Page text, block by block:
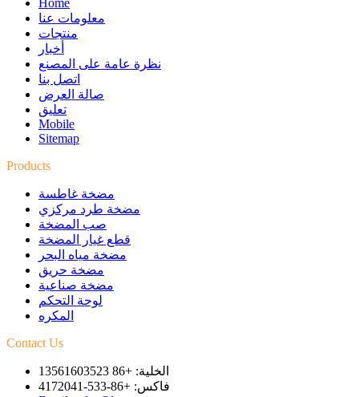
معلومات عنا
منتجات
أخبار
نظرة عامة على المصنع
اتصل بنا
صالة العرض
تعليق
Mobile
Sitemap
Products
مضخة غاطسة
مضخة طرد مركزي
صب المضخة
قطع غيار المضخة
مضخة مياه البحر
مضخة حريق
مضخة صناعية
لوحة التحكم
المكره
Contact Us
الخلية: +86 13561603523
فاكس: +86-533-4172041